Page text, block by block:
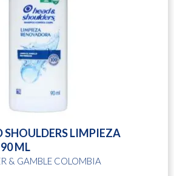
LIMPIEZA
ML
& GAMBLE COLOMBIA